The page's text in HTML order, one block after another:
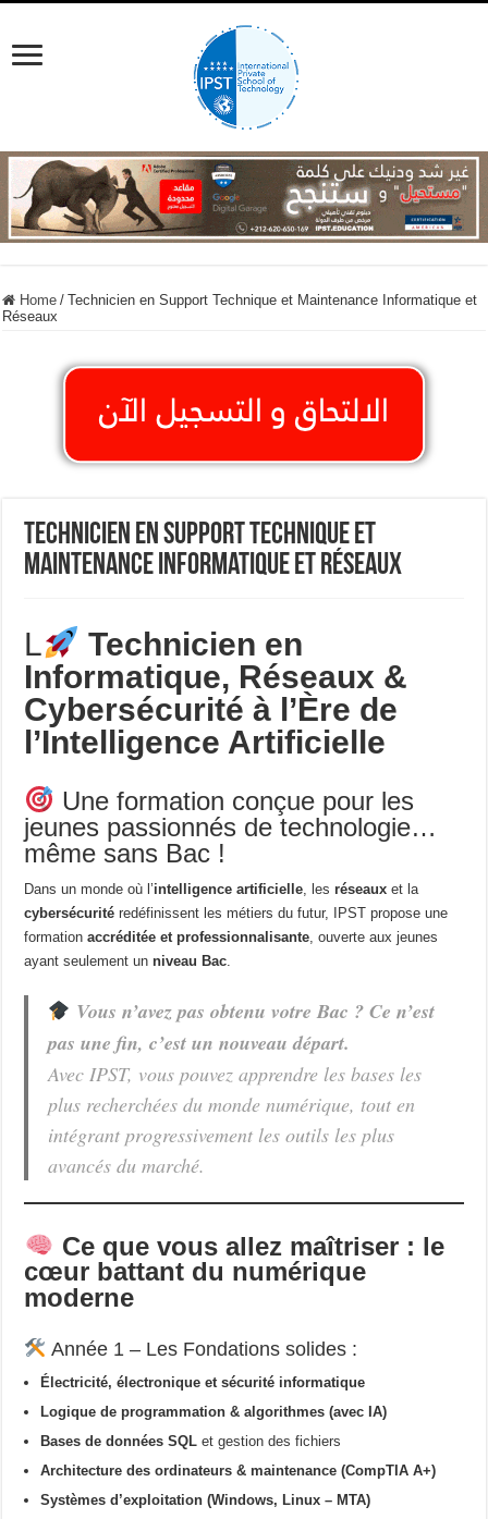
Home / Technicien en Support Technique et Maintenance Informatique et
Réseaux
Technicien en Support Technique et
Maintenance Informatique et Réseaux
L
Technicien en
Informatique, Réseaux &
Cybersécurité à l’Ère de
l’Intelligence Artificielle
Une formation conçue pour les
jeunes passionnés de technologie…
même sans Bac !
Dans un monde où l’intelligence artificielle , lesréseaux et la
cybersécurité redéfinissent les métiers du futur, IPST propose une
formationaccréditée et professionnalisante , ouverte aux jeunes
ayant seulement unniveau Bac
Vous n’avez pas obtenu votre Bac ? Ce n’est
pas une fin, c’est un nouveau départ.
Avec IPST, vous pouvez apprendre les bases les
plus recherchées du monde numérique, tout en
intégrant progressivement les outils les plus
avancés du marché.
Ce que vous allez maîtriser : le
cœur battant du numérique
moderne
Année 1 – Les Fondations solides :
Électricité, électronique et sécurité informatique
Logique de programmation & algorithmes (avec IA)
Bases de données SQL et gestion des fichiers
Architecture des ordinateurs & maintenance (CompTIA A+)
Systèmes d’exploitation (Windows, Linux – MTA)